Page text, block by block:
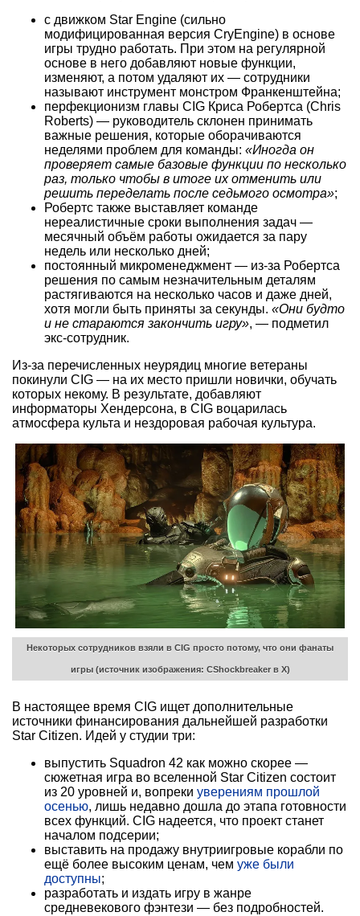
с движком Star Engine (сильно
модифицированная версия CryEngine) в основе
игры трудно работать. При этом на регулярной
основе в него добавляют новые функции,
изменяют, а потом удаляют их — сотрудники
называют инструмент монстром Франкенштейна;
перфекционизм главы CIG Криса Робертса (Chris
Roberts) — руководитель склонен принимать
важные решения, которые оборачиваются
неделями проблем для команды: «Иногда он
проверяет самые базовые функции по несколько
раз, только чтобы в итоге их отменить или
решить переделать после седьмого осмотра»;
Робертс также выставляет команде
нереалистичные сроки выполнения задач —
месячный объём работы ожидается за пару
недель или несколько дней;
постоянный микроменеджмент — из-за Робертса
решения по самым незначительным деталям
растягиваются на несколько часов и даже дней,
хотя могли быть приняты за секунды. «Они будто
и не стараются закончить игру», — подметил
экс-сотрудник.
Из-за перечисленных неурядиц многие ветераны
покинули CIG — на их место пришли новички, обучать
которых некому. В результате, добавляют
информаторы Хендерсона, в CIG воцарилась
атмосфера культа и нездоровая рабочая культура.
Некоторых сотрудников взяли в CIG просто потому, что они фанаты
игры (источник изображения: CShockbreaker в X)
В настоящее время CIG ищет дополнительные
источники финансирования дальнейшей разработки
Star Citizen. Идей у студии три:
выпустить Squadron 42 как можно скорее —
сюжетная игра во вселенной Star Citizen состоит
из 20 уровней и, вопреки уверениям прошлой
осенью, лишь недавно дошла до этапа готовности
всех функций. CIG надеется, что проект станет
началом подсерии;
выставить на продажу внутриигровые корабли по
ещё более высоким ценам, чем уже были
доступны;
разработать и издать игру в жанре
средневекового фэнтези — без подробностей.